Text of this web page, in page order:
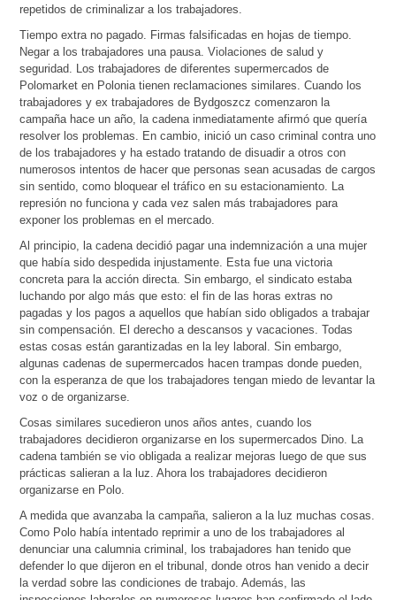
repetidos de criminalizar a los trabajadores.
Tiempo extra no pagado. Firmas falsificadas en hojas de tiempo.
Negar a los trabajadores una pausa. Violaciones de salud y
seguridad. Los trabajadores de diferentes supermercados de
Polomarket en Polonia tienen reclamaciones similares. Cuando los
trabajadores y ex trabajadores de Bydgoszcz comenzaron la
campaña hace un año, la cadena inmediatamente afirmó que quería
resolver los problemas. En cambio, inició un caso criminal contra uno
de los trabajadores y ha estado tratando de disuadir a otros con
numerosos intentos de hacer que personas sean acusadas de cargos
sin sentido, como bloquear el tráfico en su estacionamiento. La
represión no funciona y cada vez salen más trabajadores para
exponer los problemas en el mercado.
Al principio, la cadena decidió pagar una indemnización a una mujer
que había sido despedida injustamente. Esta fue una victoria
concreta para la acción directa. Sin embargo, el sindicato estaba
luchando por algo más que esto: el fin de las horas extras no
pagadas y los pagos a aquellos que habían sido obligados a trabajar
sin compensación. El derecho a descansos y vacaciones. Todas
estas cosas están garantizadas en la ley laboral. Sin embargo,
algunas cadenas de supermercados hacen trampas donde pueden,
con la esperanza de que los trabajadores tengan miedo de levantar la
voz o de organizarse.
Cosas similares sucedieron unos años antes, cuando los
trabajadores decidieron organizarse en los supermercados Dino. La
cadena también se vio obligada a realizar mejoras luego de que sus
prácticas salieran a la luz. Ahora los trabajadores decidieron
organizarse en Polo.
A medida que avanzaba la campaña, salieron a la luz muchas cosas.
Como Polo había intentado reprimir a uno de los trabajadores al
denunciar una calumnia criminal, los trabajadores han tenido que
defender lo que dijeron en el tribunal, donde otros han venido a decir
la verdad sobre las condiciones de trabajo. Además, las